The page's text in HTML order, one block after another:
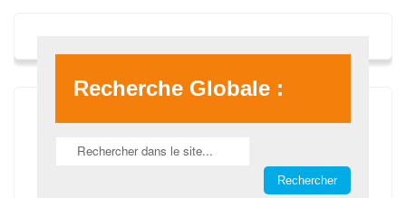
Recherche Globale :